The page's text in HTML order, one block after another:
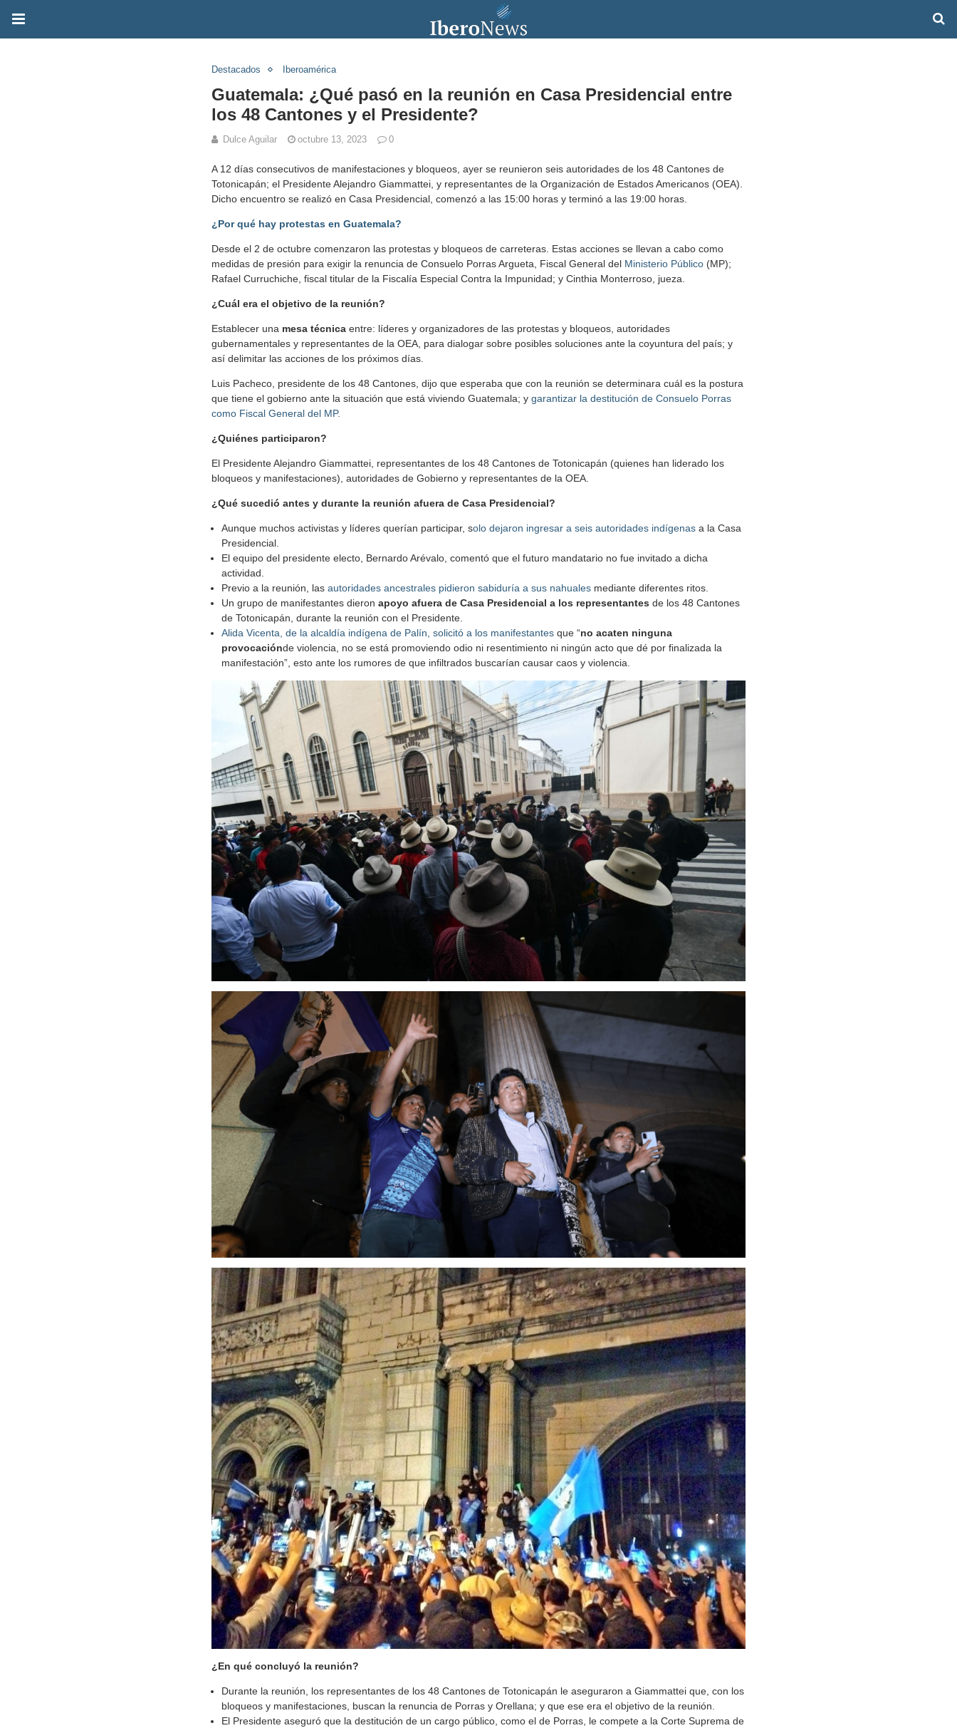
Destacados Iberoamérica
Guatemala: ¿Qué pasó en la reunión en Casa Presidencial entre
los 48 Cantones y el Presidente?
Dulce Aguilar octubre 13, 2023 0
A 12 días consecutivos de manifestaciones y bloqueos, ayer se reunieron seis autoridades de los 48 Cantones de
Totonicapán; el Presidente Alejandro Giammattei, y representantes de la Organización de Estados Americanos (OEA).
Dicho encuentro se realizó en Casa Presidencial, comenzó a las 15:00 horas y terminó a las 19:00 horas.
¿Por qué hay protestas en Guatemala?
Desde el 2 de octubre comenzaron las protestas y bloqueos de carreteras. Estas acciones se llevan a cabo como
medidas de presión para exigir la renuncia de Consuelo Porras Argueta, Fiscal General del Ministerio Público (MP);
Rafael Curruchiche, fiscal titular de la Fiscalía Especial Contra la Impunidad; y Cinthia Monterroso, jueza.
¿Cuál era el objetivo de la reunión?
Establecer una mesa técnica entre: líderes y organizadores de las protestas y bloqueos, autoridades
gubernamentales y representantes de la OEA, para dialogar sobre posibles soluciones ante la coyuntura del país; y
así delimitar las acciones de los próximos días.
Luis Pacheco, presidente de los 48 Cantones, dijo que esperaba que con la reunión se determinara cuál es la postura
que tiene el gobierno ante la situación que está viviendo Guatemala; y garantizar la destitución de Consuelo Porras
como Fiscal General del MP.
¿Quiénes participaron?
El Presidente Alejandro Giammattei, representantes de los 48 Cantones de Totonicapán (quienes han liderado los
bloqueos y manifestaciones), autoridades de Gobierno y representantes de la OEA.
¿Qué sucedió antes y durante la reunión afuera de Casa Presidencial?
Aunque muchos activistas y líderes querían participar, solo dejaron ingresar a seis autoridades indígenas a la Casa
Presidencial.
El equipo del presidente electo, Bernardo Arévalo, comentó que el futuro mandatario no fue invitado a dicha
actividad.
Previo a la reunión, las autoridades ancestrales pidieron sabiduría a sus nahuales mediante diferentes ritos.
Un grupo de manifestantes dieron apoyo afuera de Casa Presidencial a los representantes de los 48 Cantones
de Totonicapán, durante la reunión con el Presidente.
Alida Vicenta, de la alcaldía indígena de Palín, solicitó a los manifestantes que “no acaten ninguna
provocaciónde violencia, no se está promoviendo odio ni resentimiento ni ningún acto que dé por finalizada la
manifestación”, esto ante los rumores de que infiltrados buscarían causar caos y violencia.
¿En qué concluyó la reunión?
Durante la reunión, los representantes de los 48 Cantones de Totonicapán le aseguraron a Giammattei que, con los
bloqueos y manifestaciones, buscan la renuncia de Porras y Orellana; y que ese era el objetivo de la reunión.
El Presidente aseguró que la destitución de un cargo público, como el de Porras, le compete a la Corte Suprema de